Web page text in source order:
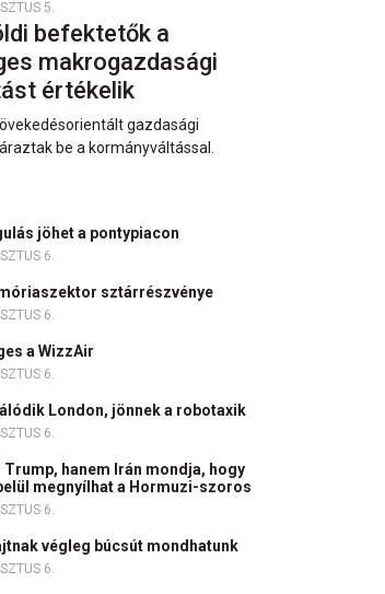
5.
befektetők a
makrogazdasági
értékelik
gazdasági
be a kormányváltással.
jöhet a pontypiacon
6.
sztárrészvénye
6.
a WizzAir
6.
London, jönnek a robotaxik
6.
Trump, hanem Irán mondja, hogy
megnyílhat a Hormuzi-szoros
6.
végleg búcsút mondhatunk
6.